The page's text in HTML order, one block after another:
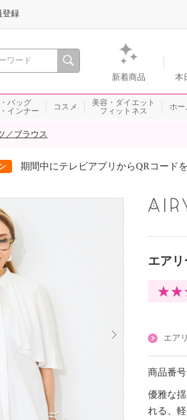
、瞬間を。通販・テレビショッピングのショップチャンネル
新着商品 本
登録
バッグ
インナー
コスメ
美容・ダイエット
フィットネス
ホー
／ブラウス
期間中にテレビアプリからQRコード
エア
エア
商品番
優雅な
れる、